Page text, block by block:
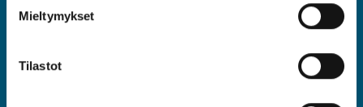
Mieltymykset
Tilastot